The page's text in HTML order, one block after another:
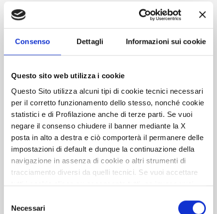
Consenso Dettagli Informazioni sui cookie
Questo sito web utilizza i cookie
Questo Sito utilizza alcuni tipi di cookie tecnici necessari
per il corretto funzionamento dello stesso, nonché cookie
statistici e di Profilazione anche di terze parti. Se vuoi
negare il consenso chiudere il banner mediante la X
posta in alto a destra e ciò comporterà il permanere delle
impostazioni di default e dunque la continuazione della
navigazione in assenza di cookie o altri strumenti di
tracciamento diversi da quelli tecnici. Se vuoi accettare
tutti i cookie clicca su acconsento tutti, se invece vuoi
su acconsento selezionati. Se vuoi saperne di più clicca
delNecessari
Magnum